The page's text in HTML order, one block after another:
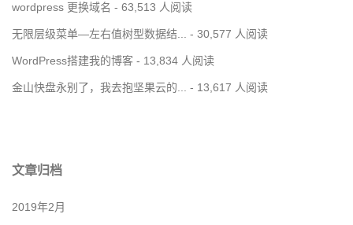
wordpress 更换域名 - 63,513 人阅读
无限层级菜单—左右值树型数据结... - 30,577 人阅读
WordPress搭建我的博客 - 13,834 人阅读
金山快盘永别了，我去抱坚果云的... - 13,617 人阅读
文章归档
2019年2月